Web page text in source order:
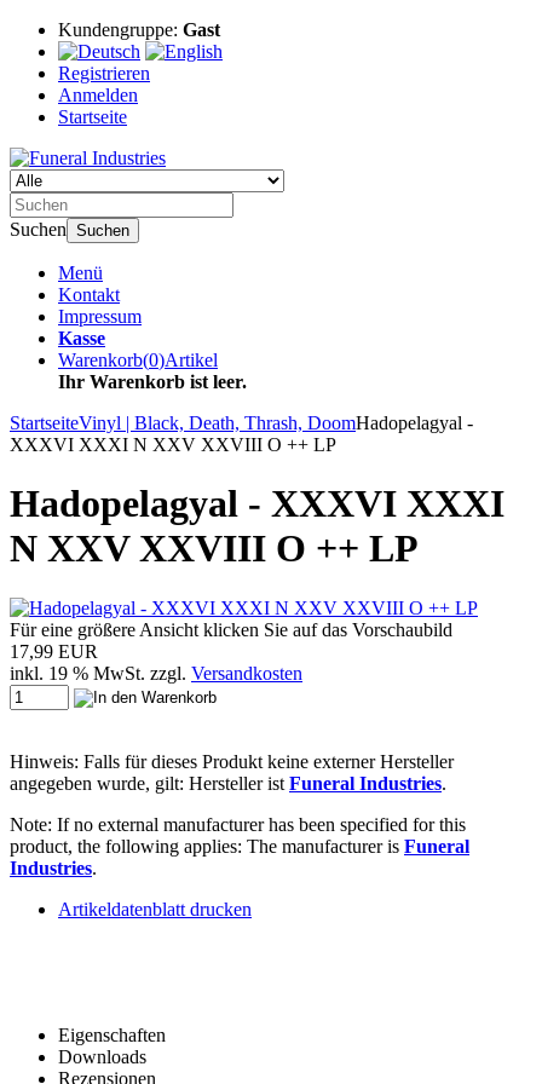
Kundengruppe: Gast
Registrieren
Anmelden
Startseite
Suchen Suchen
Menü
Kontakt
Impressum
Kasse
Warenkorb(0)Artikel
Ihr Warenkorb ist leer.
StartseiteVinyl | Black, Death, Thrash, DoomHadopelagyal -
XXXVI XXXI N XXV XXVIII O ++ LP
Hadopelagyal - XXXVI XXXI
N XXV XXVIII O ++ LP
Für eine größere Ansicht klicken Sie auf das Vorschaubild
17,99 EUR
inkl. 19 % MwSt. zzgl. Versandkosten
Hinweis: Falls für dieses Produkt keine externer Hersteller
angegeben wurde, gilt: Hersteller ist Funeral Industries.
Note: If no external manufacturer has been specified for this
product, the following applies: The manufacturer is Funeral
Industries.
Artikeldatenblatt drucken
Eigenschaften
Downloads
Rezensionen